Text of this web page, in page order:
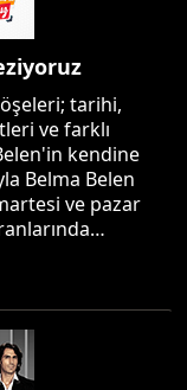
tarihi,
ve farklı
kendine
Belma Belen
ve pazar